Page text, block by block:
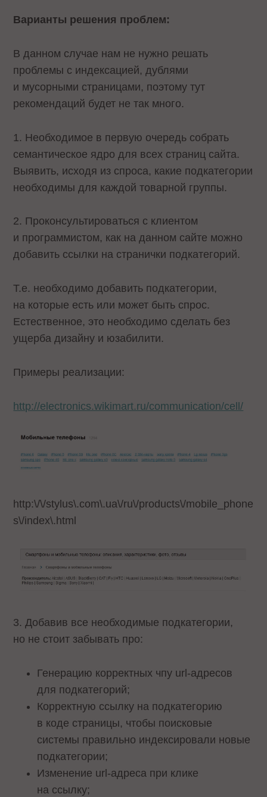
Варианты решения проблем:
В данном случае нам не нужно решать
проблемы с индексацией, дублями
и мусорными страницами, поэтому тут
рекомендаций будет не так много.
1. Необходимое в первую очередь собрать
семантическое ядро для всех страниц сайта.
Выявить, исходя из спроса, какие подкатегории
необходимы для каждой товарной группы.
2. Проконсультироваться с клиентом
и программистом, как на данном сайте можно
добавить ссылки на странички подкатегорий.
Т.е. необходимо добавить подкатегории,
на которые есть или может быть спрос.
Естественное, это необходимо сделать без
ущерба дизайну и юзабилити.
Примеры реализации:
http://electronics.wikimart.ru/communication/cell/
http:\/\/stylus\.com\.ua\/ru\/products\/mobile_phone
s\/index\.html
3. Добавив все необходимые подкатегории,
но не стоит забывать про:
Генерацию корректных чпу url-адресов
для подкатегорий;
Корректную ссылку на подкатегорию
в коде страницы, чтобы поисковые
системы правильно индексировали новые
подкатегории;
Изменение url-адреса при клике
на ссылку;